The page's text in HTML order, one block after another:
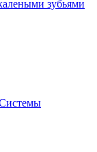
зубьями